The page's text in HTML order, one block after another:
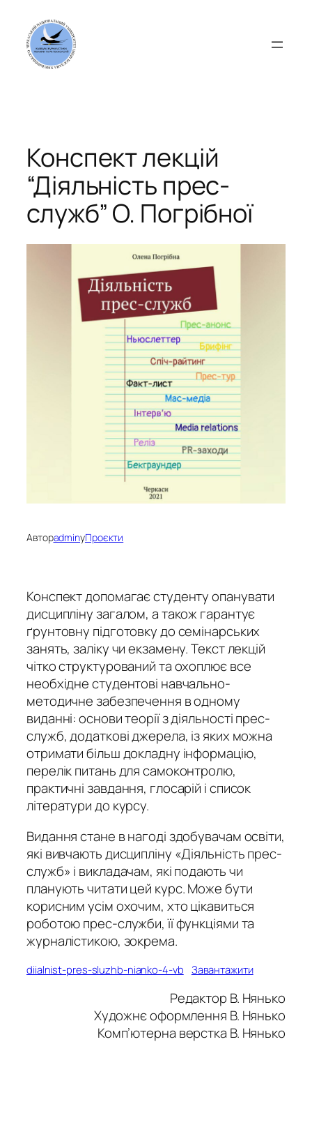
вмісту
Конспект лекцій
“Діяльність прес-
служб” О. Погрібної
АвторadminуПроєкти
Конспект допомагає студенту опанувати
дисципліну загалом, а також гарантує
ґрунтовну підготовку до семінарських
занять, заліку чи екзамену. Текст лекцій
чітко структурований та охоплює все
необхідне студентові навчально-
методичне забезпечення в одному
виданні: основи теорії з діяльності прес-
служб, додаткові джерела, із яких можна
отримати більш докладну інформацію,
перелік питань для самоконтролю,
практичні завдання, глосарій і список
літератури до курсу.
Видання стане в нагоді здобувачам освіти,
які вивчають дисципліну «Діяльність прес-
служб» і викладачам, які подають чи
планують читати цей курс. Може бути
корисним усім охочим, хто цікавиться
роботою прес-служби, її функціями та
журналістикою, зокрема.
diialnist-pres-sluzhb-nianko-4-vb Завантажити
Редактор В. Нянько
Художнє оформлення В. Нянько
Комп’ютерна верстка В. Нянько